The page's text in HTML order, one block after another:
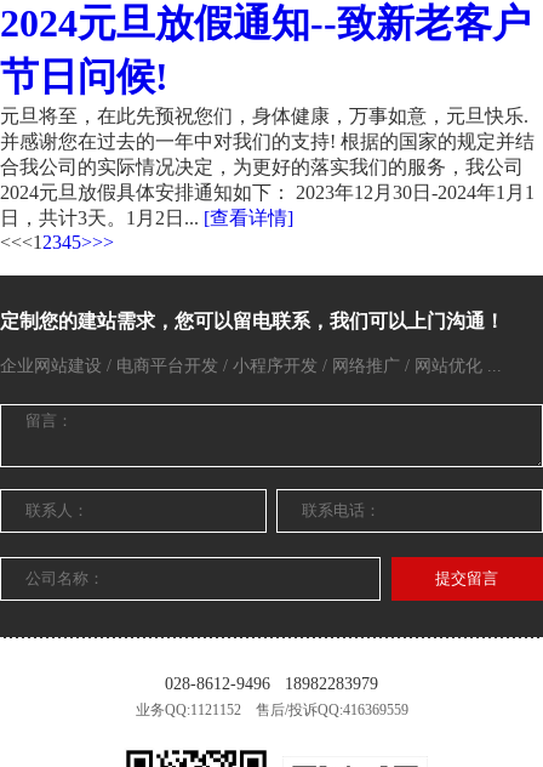
2024元旦放假通知--致新老客户
节日问候!
元旦将至，在此先预祝您们，身体健康，万事如意，元旦快乐.
并感谢您在过去的一年中对我们的支持! 根据的国家的规定并结
合我公司的实际情况决定，为更好的落实我们的服务，我公司
2024元旦放假具体安排通知如下： 2023年12月30日-2024年1月1
日，共计3天。1月2日... [查看详情]
<<<1 2345>>>
定制您的建站需求，您可以留电联系，我们可以上门沟通！
企业网站建设 / 电商平台开发 / 小程序开发 / 网络推广 / 网站优化 ...
提交留言
028-8612-9496 18982283979
业务QQ:1121152 售后/投诉QQ:416369559